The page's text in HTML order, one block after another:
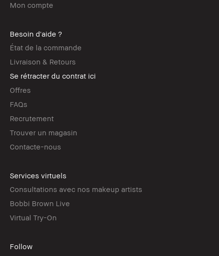
Mon compte
Besoin d'aide ?
État de la commande
Livraison & Retours
Se rétracter du contrat ici
Offres
FAQs
Recrutement
Trouver un magasin
Contacte-nous
Services virtuels
Consultations avec nos makeup artists
Bobbi Brown Live
Virtual Try-On
Follow